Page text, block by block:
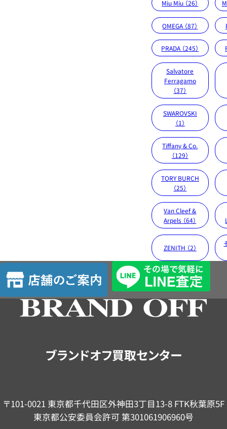
Miu Miu （26）
OMEGA （87）
PRADA （245）
Salvatore
Ferragamo
（37）
SWAROVSKI
（1）
Tiffany & Co.
（129）
TORY BURCH
（25）
Van Cleef &
Arpels （64）
ZENITH （2）
店
舗
の
ブランドオフ買取センター
〒101-0021 東京都千代田区外神田3丁目13-8 FTK秋葉原5F
東京都公安委員会許可 第301061906960号